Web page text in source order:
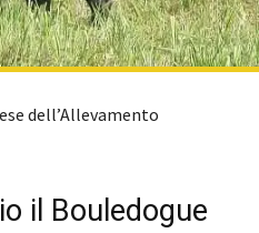
dell’Allevamento
il Bouledogue